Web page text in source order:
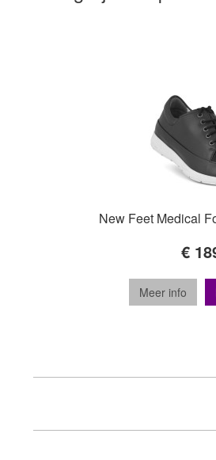
New Feet Medical
€
Meer info